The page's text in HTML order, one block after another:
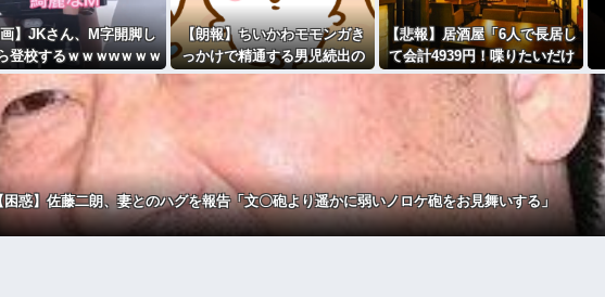
】JKさん、M字開脚し
登校するｗｗｗwｗｗｗ
ｗｗｗｗｗ
【朗報】ちいかわモモンガき
っかけで精通する男児続出の
夏wwwww
【悲報】居酒屋「6人で長居し
て会計4939円！喋りたいだけ
なら公園に行ってくれ（怒」
⇒！
困惑】佐藤二朗、妻とのハグを報告「文〇砲より遥かに弱いノロケ砲をお見舞いする」